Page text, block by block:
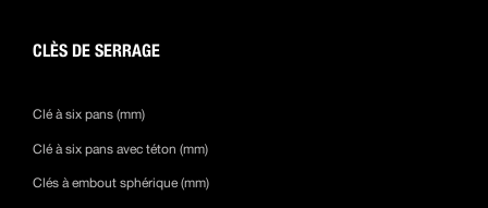
CLÈS DE SERRAGE
Clé à six pans (mm)
Clé à six pans avec téton (mm)
Clés à embout sphérique (mm)